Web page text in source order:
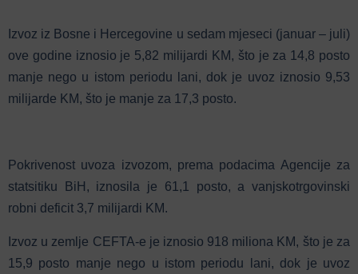
Izvoz iz Bosne i Hercegovine u sedam mjeseci (januar – juli)
ove godine iznosio je 5,82 milijardi KM, što je za 14,8 posto
manje nego u istom periodu lani, dok je uvoz iznosio 9,53
milijarde KM, što je manje za 17,3 posto.
Pokrivenost uvoza izvozom, prema podacima Agencije za
statsitiku BiH, iznosila je 61,1 posto, a vanjskotrgovinski
robni deficit 3,7 milijardi KM.
Izvoz u zemlje CEFTA-e je iznosio 918 miliona KM, što je za
15,9 posto manje nego u istom periodu lani, dok je uvoz